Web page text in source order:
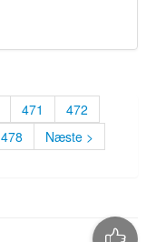
471
472
478
Næste >